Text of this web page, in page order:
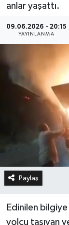
anlar yaşattı.
09.06.2026 - 20:15
YAYINLANMA
Paylaş
Edinilen
yolcu taşıyan
Sağlık
Son
Haber Arşivi